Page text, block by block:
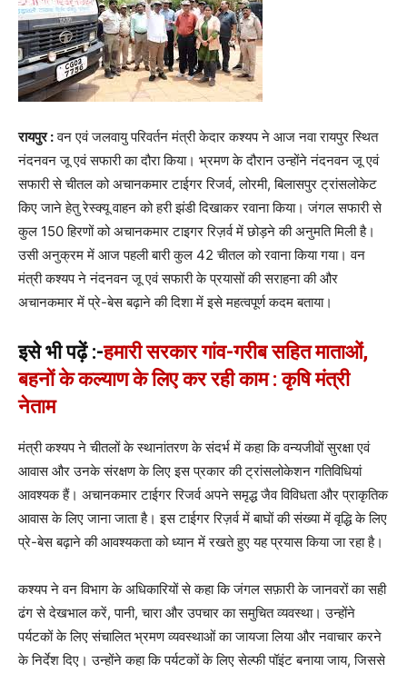
रायपुर :वन एवं जलवायु परिवर्तन मंत्री केदार कश्यप ने आज नवा रायपुर स्थित
नंदनवन जू एवं सफारी का दौरा किया। भ्रमण के दौरान उन्होंने नंदनवन जू एवं
सफारी से चीतल को अचानकमार टाईगर रिजर्व, लोरमी, बिलासपुर ट्रांसलोकेट
किए जाने हेतु रेस्क्यू वाहन को हरी झंडी दिखाकर रवाना किया। जंगल सफारी से
कुल 150 हिरणों को अचानकमार टाइगर रिज़र्व में छोड़ने की अनुमति मिली है।
उसी अनुक्रम में आज पहली बारी कुल 42 चीतल को रवाना किया गया। वन
मंत्री कश्यप ने नंदनवन जू एवं सफारी के प्रयासों की सराहना की और
अचानकमार में प्रे-बेस बढ़ाने की दिशा में इसे महत्वपूर्ण कदम बताया।
इसे भी पढ़ें :-हमारी सरकार गांव-गरीब सहित माताओं,
बहनों के कल्याण के लिए कर रही काम : कृषि मंत्री
नेताम
मंत्री कश्यप ने चीतलों के स्थानांतरण के संदर्भ में कहा कि वन्यजीवों सुरक्षा एवं
आवास और उनके संरक्षण के लिए इस प्रकार की ट्रांसलोकेशन गतिविधियां
आवश्यक हैं। अचानकमार टाईगर रिजर्व अपने समृद्ध जैव विविधता और प्राकृतिक
आवास के लिए जाना जाता है। इस टाईगर रिज़र्व में बाघों की संख्या में वृद्धि के लिए
प्रे-बेस बढ़ाने की आवश्यकता को ध्यान में रखते हुए यह प्रयास किया जा रहा है।
कश्यप ने वन विभाग के अधिकारियों से कहा कि जंगल सफ़ारी के जानवरों का सही
ढंग से देखभाल करें, पानी, चारा और उपचार का समुचित व्यवस्था। उन्होंने
पर्यटकों के लिए संचालित भ्रमण व्यवस्थाओं का जायजा लिया और नवाचार करने
के निर्देश दिए। उन्होंने कहा कि पर्यटकों के लिए सेल्फी पॉइंट बनाया जाय, जिससे